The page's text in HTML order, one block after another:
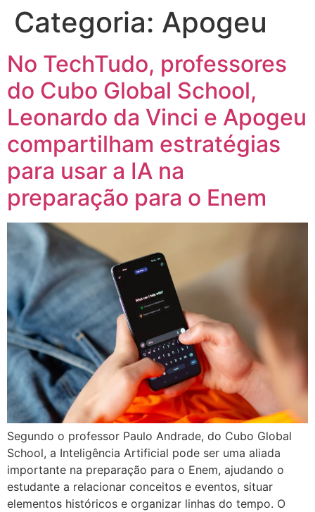
Categoria: Apogeu
No TechTudo, professores
do Cubo Global School,
Leonardo da Vinci e Apogeu
compartilham estratégias
para usar a IA na
preparação para o Enem
Segundo o professor Paulo Andrade, do Cubo Global
School, a Inteligência Artificial pode ser uma aliada
importante na preparação para o Enem, ajudando o
estudante a relacionar conceitos e eventos, situar
elementos históricos e organizar linhas do tempo. O